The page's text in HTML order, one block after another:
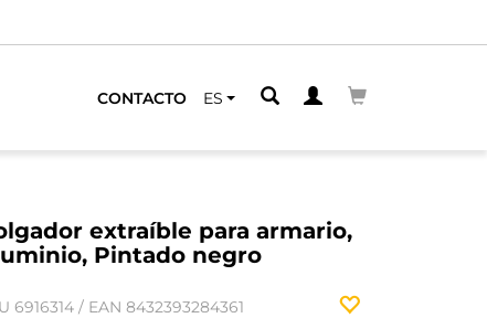
CONTACTO ES
extraíble para armario,
Pintado negro
6916314 / EAN 8432393284361